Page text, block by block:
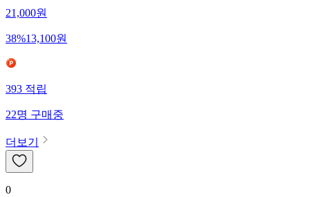
21,000원
38%13,100원
393적립
22명구매중
더보기
0